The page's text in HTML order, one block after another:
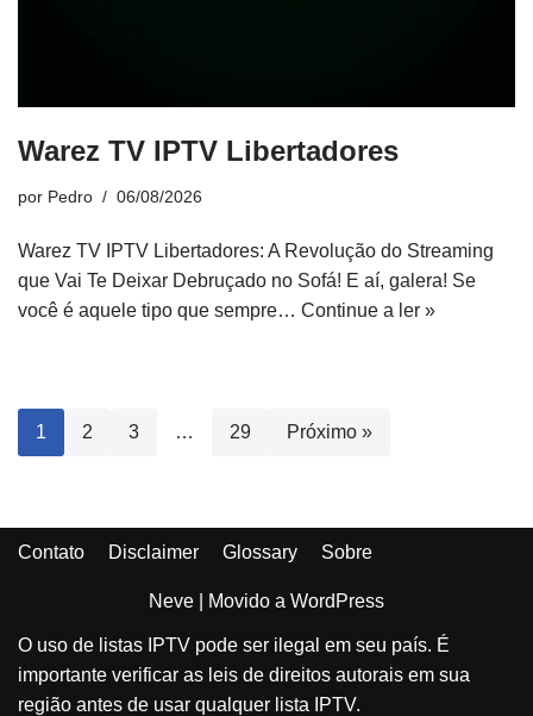
Warez TV IPTV Libertadores
por Pedro 06/08/2026
Warez TV IPTV Libertadores: A Revolução do Streaming
que Vai Te Deixar Debruçado no Sofá! E aí, galera! Se
você é aquele tipo que sempre… Continue a ler »
1 2 3 … 29 Próximo »
Contato Disclaimer Glossary Sobre
Neve | Movido a WordPress
O uso de listas IPTV pode ser ilegal em seu país. É
importante verificar as leis de direitos autorais em sua
região antes de usar qualquer lista IPTV.